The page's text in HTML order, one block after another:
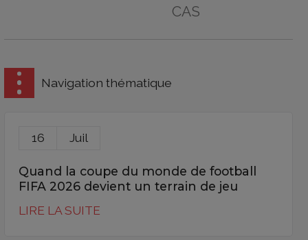
CAS
Navigation thématique
16 Juil
Quand la coupe du monde de football
FIFA 2026 devient un terrain de jeu
LIRE LA SUITE